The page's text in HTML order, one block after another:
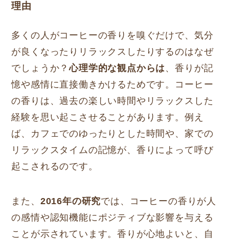
理由
多くの人がコーヒーの香りを嗅ぐだけで、気分
が良くなったりリラックスしたりするのはなぜ
でしょうか？心理学的な観点からは、香りが記
憶や感情に直接働きかけるためです。コーヒー
の香りは、過去の楽しい時間やリラックスした
経験を思い起こさせることがあります。例え
ば、カフェでのゆったりとした時間や、家での
リラックスタイムの記憶が、香りによって呼び
起こされるのです。
また、 2016年の研究では、コーヒーの香りが人
の感情や認知機能にポジティブな影響を与える
ことが示されています。香りが心地よいと、自